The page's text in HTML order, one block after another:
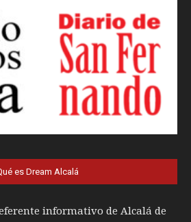
es Dream Alcalá
informativo de Alcalá de